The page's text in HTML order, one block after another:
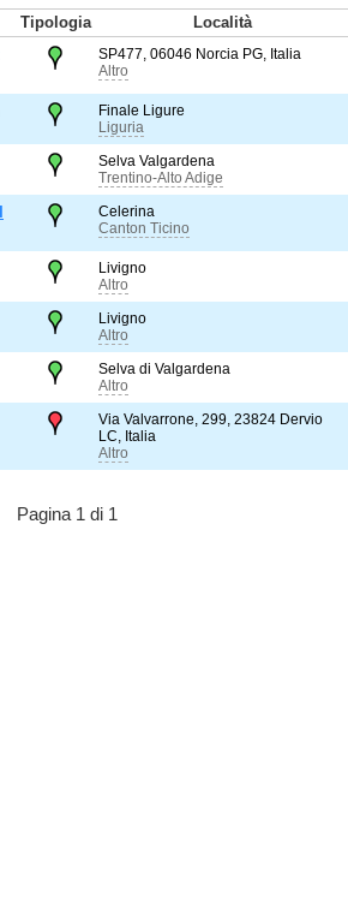
Tipologia Località
SP477, 06046 Norcia PG, Italia
Altro
Finale Ligure
Liguria
Selva Valgardena
Trentino-Alto Adige
Celerina
Canton Ticino
Livigno
Altro
Livigno
Altro
Selva di Valgardena
Altro
Via Valvarrone, 299, 23824 Dervio
LC, Italia
Altro
Pagina 1 di 1